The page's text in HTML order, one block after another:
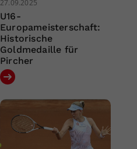
27.09.2025
U16-
Europameisterschaft:
Historische
Goldmedaille für
Pircher